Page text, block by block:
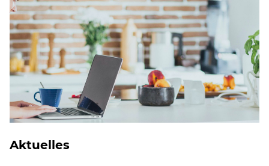
Aktuelles